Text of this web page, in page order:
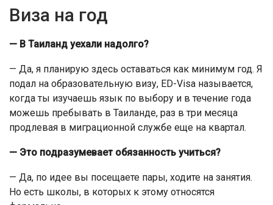
Виза на год
— В Таиланд уехали надолго?
— Да, я планирую здесь оставаться как минимум год. Я
подал на образовательную визу, ED-Visa называется,
когда ты изучаешь язык по выбору и в течение года
можешь пребывать в Таиланде, раз в три месяца
продлевая в миграционной службе еще на квартал.
— Это подразумевает обязанность учиться?
— Да, по идее вы посещаете пары, ходите на занятия.
Но есть школы, в которых к этому относятся